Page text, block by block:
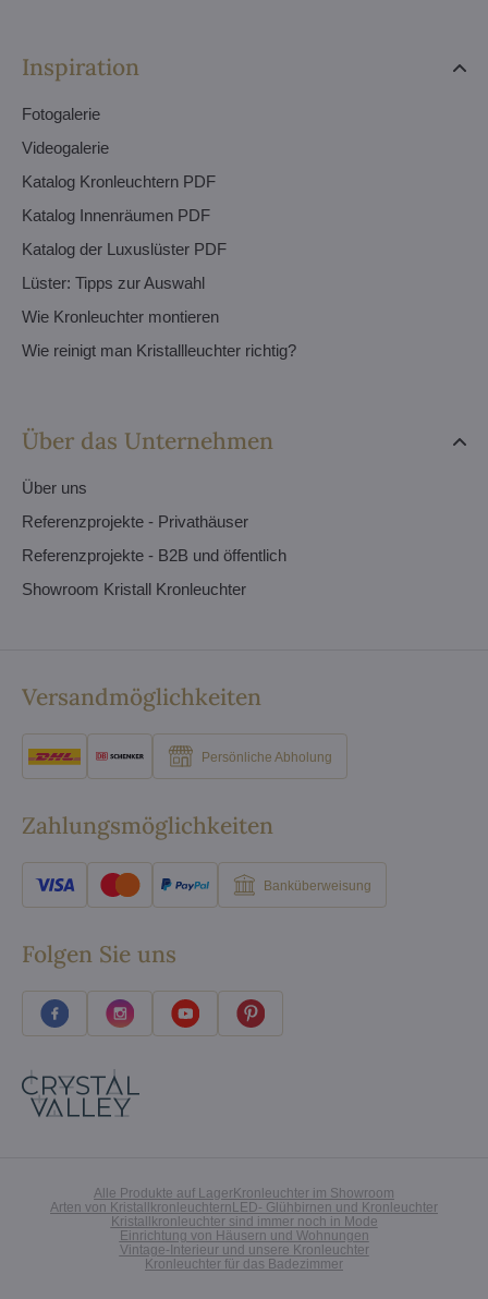
Inspiration
Fotogalerie
Videogalerie
Katalog Kronleuchtern PDF
Katalog Innenräumen PDF
Katalog der Luxuslüster PDF
Lüster: Tipps zur Auswahl
Wie Kronleuchter montieren
Wie reinigt man Kristallleuchter richtig?
Über das Unternehmen
Über uns
Referenzprojekte - Privathäuser
Referenzprojekte - B2B und öffentlich
Showroom Kristall Kronleuchter
Versandmöglichkeiten
Persönliche Abholung
Zahlungsmöglichkeiten
Banküberweisung
Folgen Sie uns
Alle Produkte auf LagerKronleuchter im Showroom
Arten von Kristallkronleuchtern LED- Glühbirnen und Kronleuchter
Kristallkronleuchter sind immer noch in Mode
Einrichtung von Häusern und Wohnungen
Vintage-Interieur und unsere Kronleuchter
Kronleuchter für das Badezimmer